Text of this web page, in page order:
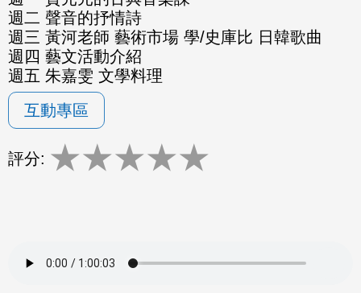
週二 聲音的抒情詩
週三 黃河老師 藝術市場 學/史庫比 日韓歌曲
週四 藝文活動介紹
週五 朱嘉雯 文學料理
互動專區
評分: ★★★★★